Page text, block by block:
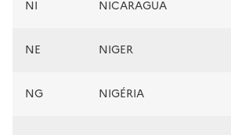
NI NICARAGUA
NE NIGER
NG NIGÉRIA